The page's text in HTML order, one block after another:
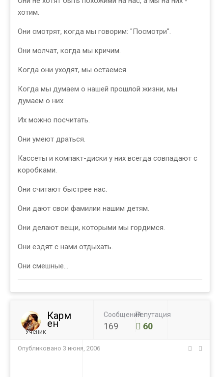
хотим.
Они смотрят, когда мы говорим: "Посмотри".
Они молчат, когда мы кричим.
Когда они уходят, мы остаемся.
Когда мы думаем о нашей прошлой жизни, мы
думаем о них.
Их можно посчитать.
Они умеют драться.
Кассеты и компакт-диски у них всегда совпадают с
коробками.
Они считают быстрее нас.
Они дают свои фамилии нашим детям.
Они делают вещи, которыми мы гордимся.
Они ездят с нами отдыхать.
Они смешные...
Карм
ен
Ученик
Сообщений
169
Репутация
60
Опубликовано 3 июня, 2006